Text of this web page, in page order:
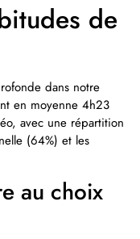
de
dans notre
en moyenne 4h23
avec une répartition
(64%) et les
au choix